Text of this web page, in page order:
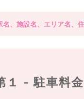
１ -駐車料